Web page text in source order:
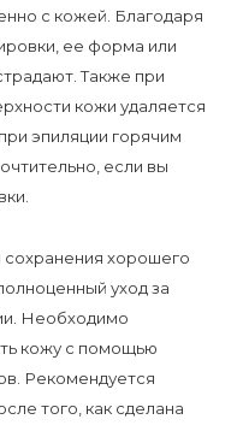
с кожей. Благодаря
ее форма или
Также при
кожи удаляется
эпиляции горячим
если вы
хорошего
уход за
Необходимо
кожу с помощью
Рекомендуется
того, как сделана